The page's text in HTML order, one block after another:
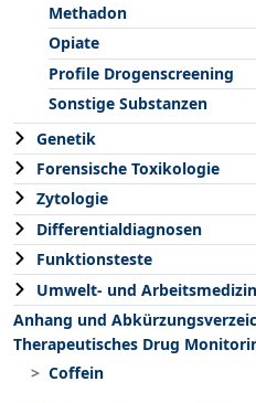
Methadon
Opiate
Profile Drogenscreening
Sonstige Substanzen
Genetik
Forensische Toxikologie
Zytologie
Differentialdiagnosen
Funktionsteste
Umwelt- und Arbeitsmedizin
Anhang und
Therapeutisches Drug
Coffein